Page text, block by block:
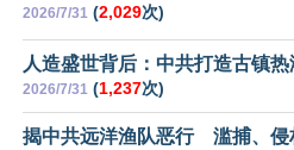
2026/7/31 (2,029次)
人造盛世背后：中共打造古镇
2026/7/31 (1,237次)
揭中共远洋渔队恶行 滥捕、侵